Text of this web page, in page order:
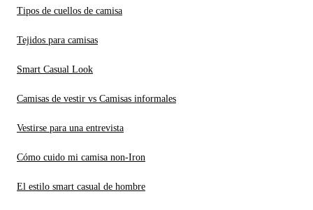
Tipos de cuellos de camisa
Tejidos para camisas
Smart Casual Look
Camisas de vestir vs Camisas informales
Vestirse para una entrevista
Cómo cuido mi camisa non-Iron
El estilo smart casual de hombre